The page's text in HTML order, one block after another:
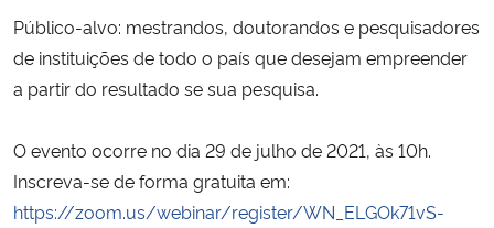
Planalto
Público-alvo: mestrandos, doutorandos e pesquisadores
de instituições de todo o país que desejam empreender
a partir do resultado se sua pesquisa.
O evento ocorre no dia 29 de julho de 2021, às 10h.
Inscreva-se de forma gratuita em:
https://zoom.us/webinar/register/WN_ELGOk71vS-